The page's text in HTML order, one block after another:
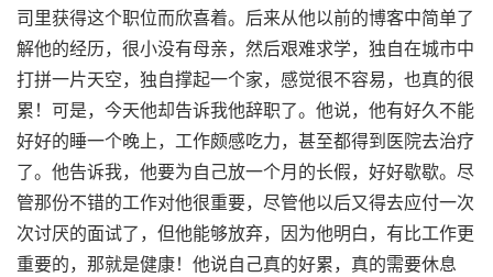
司里获得这个职位而欣喜着。后来从他以前的博客中简单了
解他的经历，很小没有母亲，然后艰难求学，独自在城市中
打拼一片天空，独自撑起一个家，感觉很不容易，也真的很
累！可是，今天他却告诉我他辞职了。他说，他有好久不能
好好的睡一个晚上，工作颇感吃力，甚至都得到医院去治疗
了。他告诉我，他要为自己放一个月的长假，好好歇歇。尽
管那份不错的工作对他很重要，尽管他以后又得去应付一次
次讨厌的面试了，但他能够放弃，因为他明白，有比工作更
重要的，那就是健康！他说自己真的好累，真的需要休息